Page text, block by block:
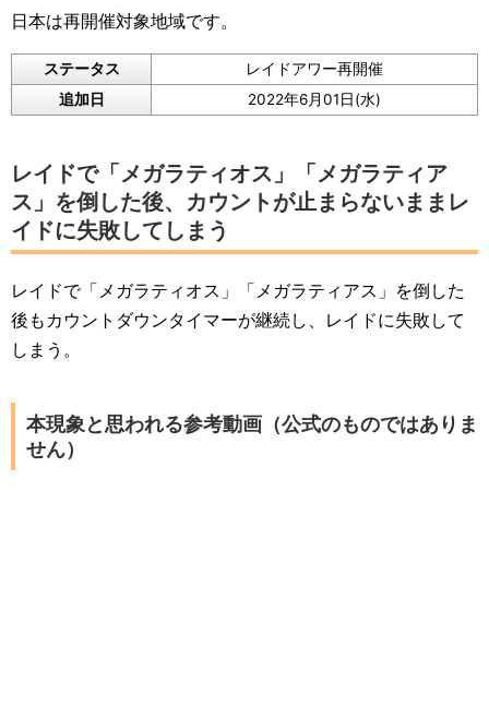
日本は再開催対象地域です。
ステータス
レイドアワー再開催
追加日
2022年6月01日(水)
レイドで「メガラティオス」「メガラティア
ス」を倒した後、カウントが止まらないままレ
イドに失敗してしまう
レイドで「メガラティオス」「メガラティアス」を倒した
後もカウントダウンタイマーが継続し、レイドに失敗して
しまう。
本現象と思われる参考動画（公式のものではありま
せん）